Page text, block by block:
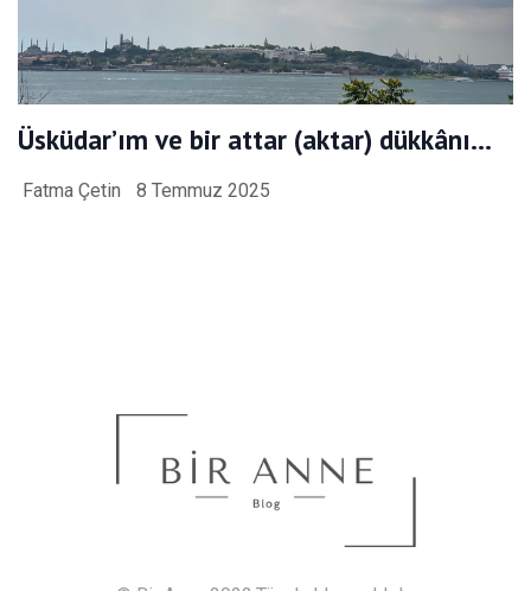
Üsküdar’ım ve bir attar (aktar) dükkânı…
Fatma Çetin 8 Temmuz 2025